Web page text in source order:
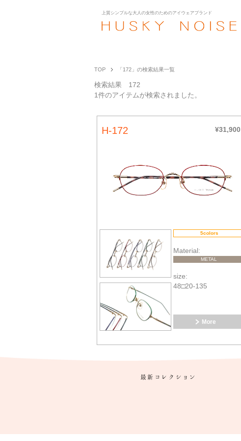
上質シンプルな大人の女性のためのアイウェアブランド
TOP 「172」の検索結果一覧
検索結果 172
1件のアイテムが検索されました。
H-172 ¥31,900
5colors
Material:
METAL
size:
48□20-135
More
最新コレクション